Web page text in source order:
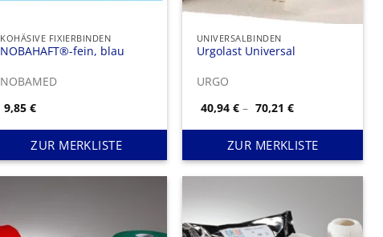
KOHÄSIVE FIXIERBINDEN
NOBAHAFT®-fein, blau
NOBAMED
9,85€
ZUR MERKLISTE
UNIVERSALBINDEN
Urgolast Universal
URGO
40,94 € – 70,21 €Preisspanne:
bis
70,21 €
ZUR MERKLISTE